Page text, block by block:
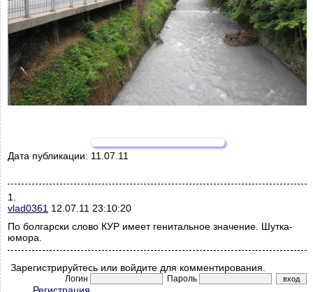
Дата публикации: 11.07.11
1.
vlad0361 12.07.11 23:10:20
По болгарски слово КУР имеет генитальное значение. Шутка-
юмора.
Зарегистрируйтесь или войдите для комментирования.
Логин Пароль